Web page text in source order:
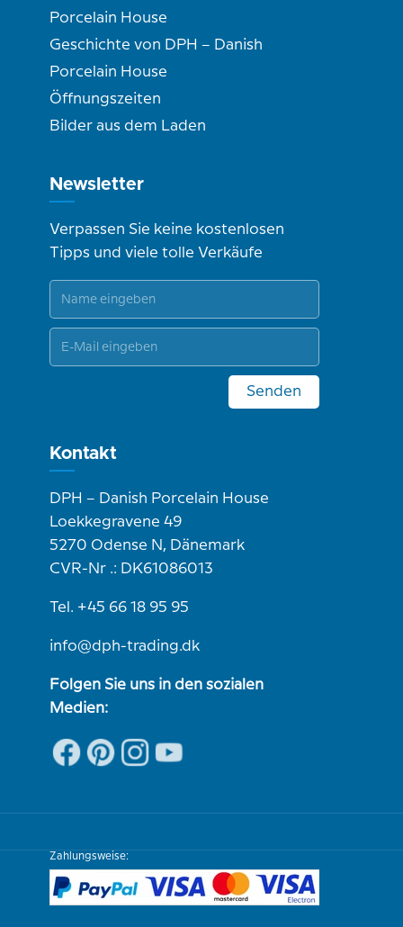
Porcelain House
Geschichte von DPH – Danish
Porcelain House
Öffnungszeiten
Bilder aus dem Laden
Newsletter
Verpassen Sie keine kostenlosen
Tipps und viele tolle Verkäufe
Senden
Kontakt
DPH – Danish Porcelain House
Loekkegravene 49
5270 Odense N, Dänemark
CVR-Nr .: DK61086013
Tel. +45 66 18 95 95
info@dph-trading.dk
Folgen Sie uns in den sozialen
Medien:
Zahlungsweise: